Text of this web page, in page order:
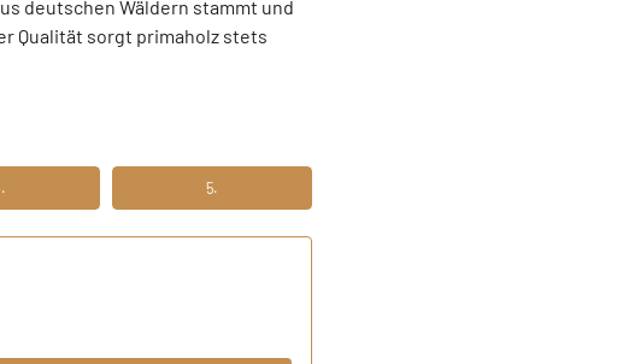
deutschen Wäldern stammt und
Qualität sorgt primaholz stets
PRÜFEN FÜNFTENS FERTIG
5.